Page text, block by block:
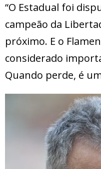
“O Estadual foi
campeão da
próximo. E o
considerado
Quando perde, é